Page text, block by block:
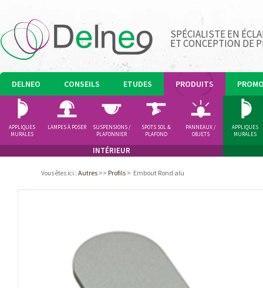
SPÉCIALISTE EN
ET CONCEPTION DE
DELNEO CONSEILS ETUDES PRODUITS
INTÉRIEUR
APPLIQUES
MURALES
LAMPES À POSER
SUSPENSIONS /
PLAFONNIER
SPOTS SOL &
PLAFOND
PANNEAUX /
OBJETS
APPLIQUES
MURALES
Vous êtes ici : Autres >> Profils > Embout Rond alu